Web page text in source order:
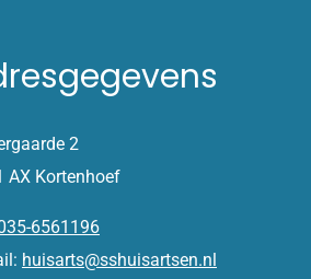
2
AX Kortenhoef
6561196
huisarts@sshuisartsen.nl